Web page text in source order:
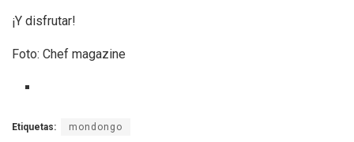
¡Y disfrutar!
Foto: Chef magazine
Etiquetas: mondongo